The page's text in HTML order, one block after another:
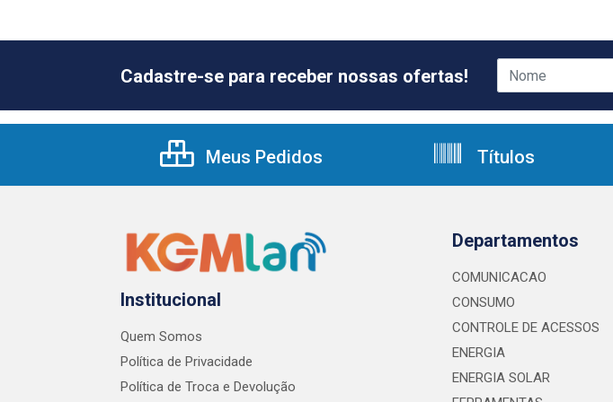
Cadastre-se para receber nossas ofertas!
Meus Pedidos Títulos
Institucional
Quem Somos
Política de Privacidade
Política de Troca e Devolução
Departamentos
COMUNICACAO
CONSUMO
CONTROLE DE ACESSOS
ENERGIA
ENERGIA SOLAR